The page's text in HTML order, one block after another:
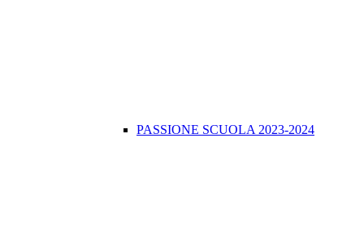
PASSIONE SCUOLA 2023-2024